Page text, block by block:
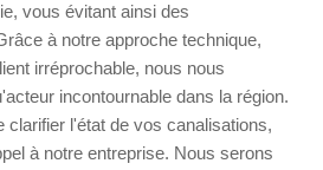
vous évitant ainsi des
à notre approche technique,
irréprochable, nous nous
incontournable dans la région.
clarifier l'état de vos canalisations,
à notre entreprise. Nous serons